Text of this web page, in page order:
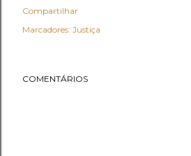
Compartilhar
Marcadores: Justiça
COMENTÁRIOS